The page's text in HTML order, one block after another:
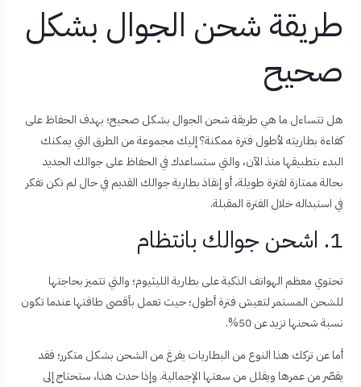
طريقة شحن الجوال بشكل
صحيح
هل تتساءل ما هي طريقة شحن الجوال بشكل صحيح؛ بهدف الحفاظ على
كفاءة بطاريته لأطول فترة ممكنة؟ إليك مجموعة من الطرق التي يمكنك
البدء بتطبيقها منذ الآن، والتي ستساعدك في الحفاظ على جوالك الجديد
بحالة ممتازة لفترة طويلة، أو إنقاذ بطارية جوالك القديم في حال لم تكن تفكر
في استبداله خلال الفترة المقبلة.
1. اشحن جوالك بانتظام
تحتوي معظم الهواتف الذكية على بطارية الليثيوم؛ والتي تتميز بحاجتها
للشحن المستمر لتعيش فترة أطول؛ حيث تعمل بأقصى طاقتها عندما تكون
نسبة شحنها تزيد عن 50%.
أما عن تركك هذا النوع من البطاريات يفرغ من الشحن بشكل متكرر؛ فقد
يقصّر من عمرها ويقلل من سعتها الإجمالية. وإذا حدث هذا، ستحتاج إلى